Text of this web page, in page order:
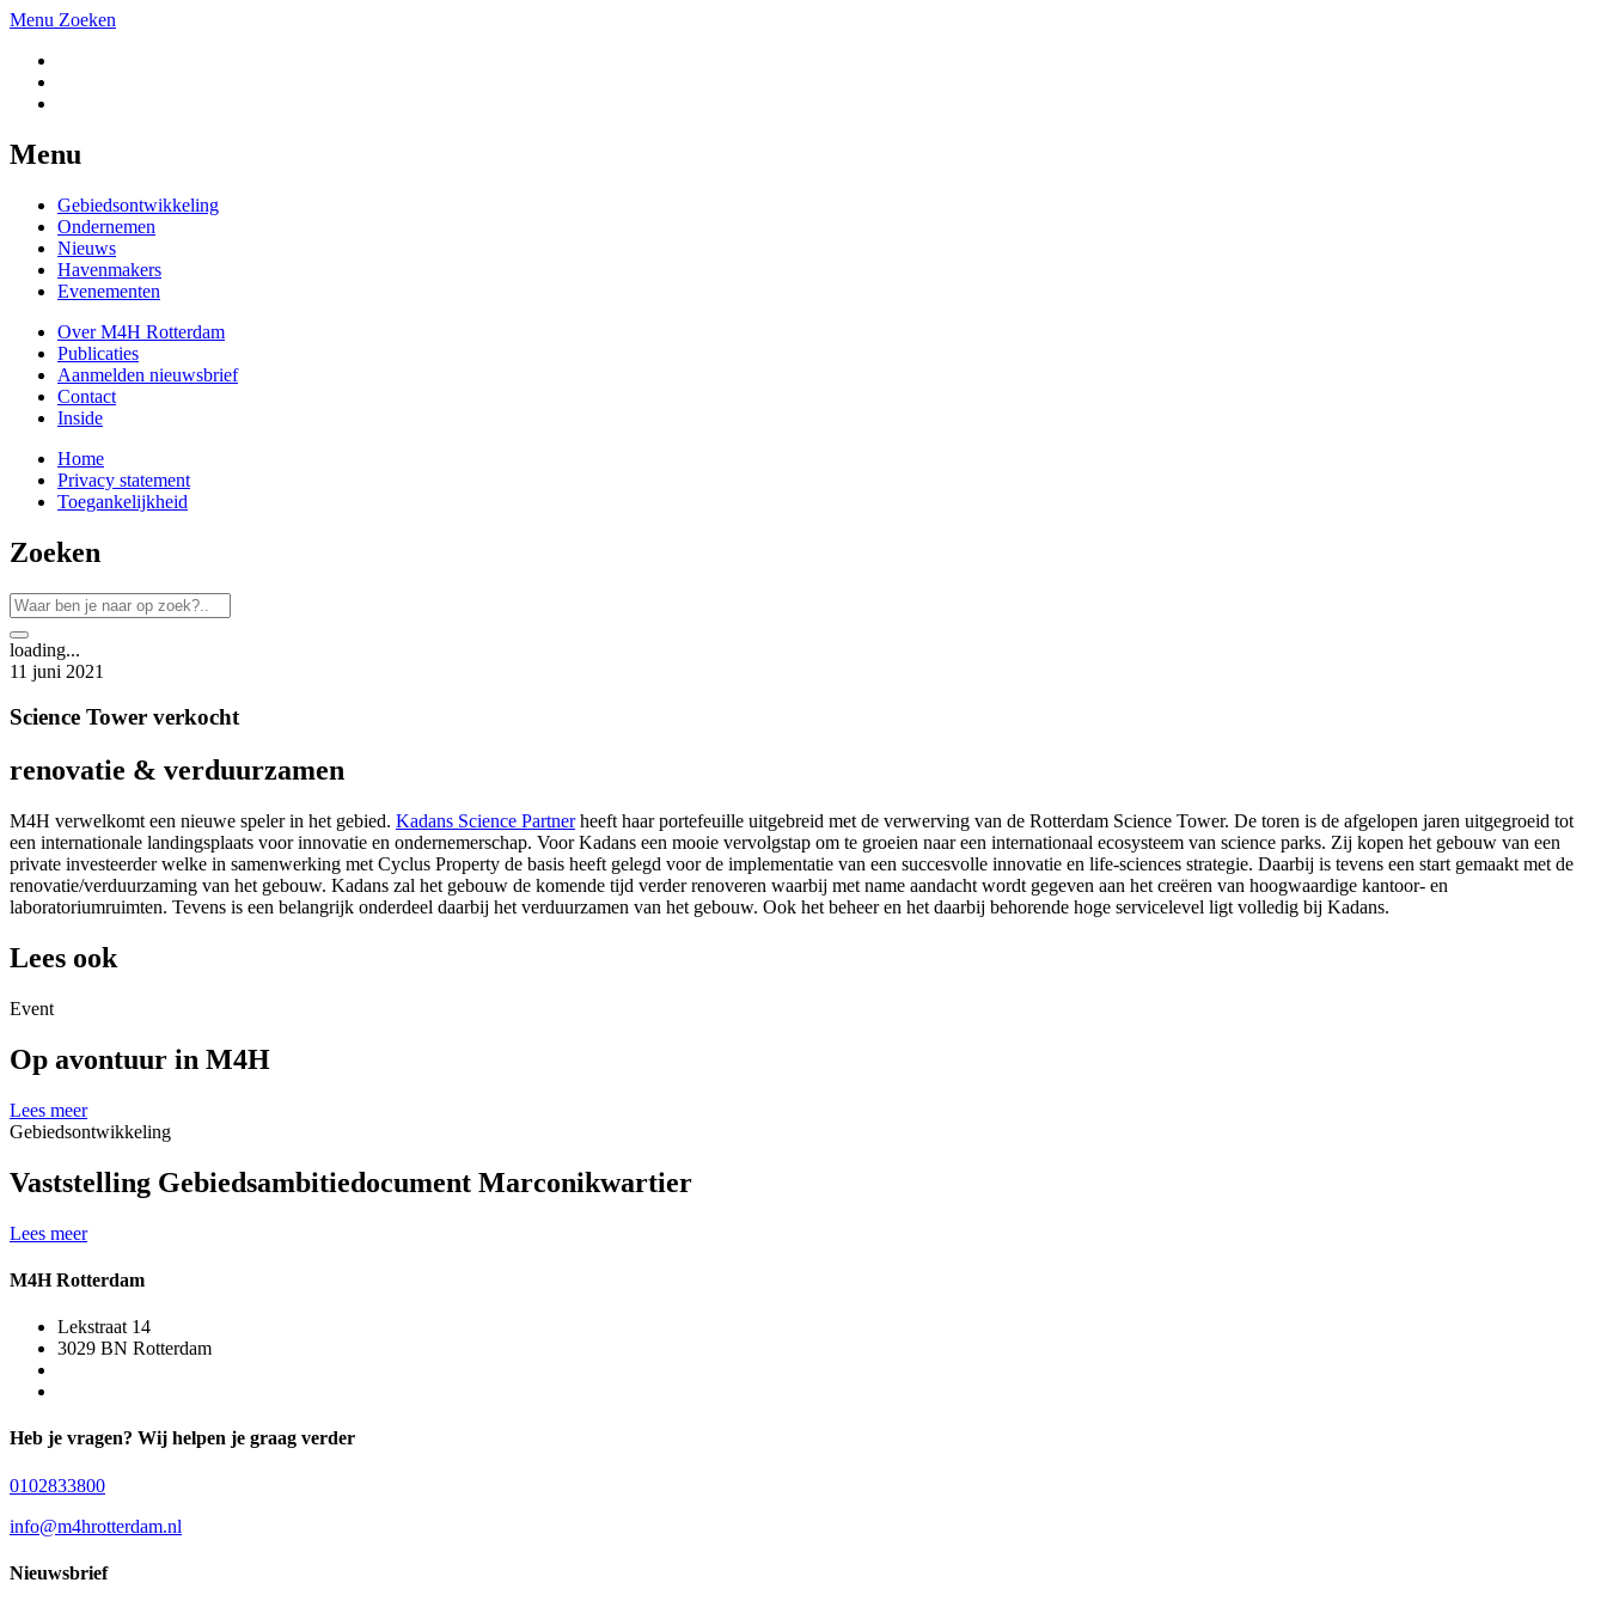
Menu Zoeken
Menu
Gebiedsontwikkeling
Ondernemen
Nieuws
Havenmakers
Evenementen
Over M4H Rotterdam
Publicaties
Aanmelden nieuwsbrief
Contact
Inside
Home
Privacy statement
Toegankelijkheid
Zoeken
loading...
11 juni 2021
Science Tower verkocht
renovatie & verduurzamen
M4H verwelkomt een nieuwe speler in het gebied. Kadans Science Partnerheeft haar portefeuille uitgebreid met de verwerving van de Rotterdam Science Tower. De toren is de afgelopen jaren uitgegroeid tot
een internationale landingsplaats voor innovatie en ondernemerschap. Voor Kadans een mooie vervolgstap om te groeien naar een internationaal ecosysteem van science parks. Zij kopen het gebouw van een
private investeerder welke in samenwerking met Cyclus Property de basis heeft gelegd voor de implementatie van een succesvolle innovatie en life-sciences strategie. Daarbij is tevens een start gemaakt met de
renovatie/verduurzaming van het gebouw. Kadans zal het gebouw de komende tijd verder renoveren waarbij met name aandacht wordt gegeven aan het creëren van hoogwaardige kantoor- en
laboratoriumruimten. Tevens is een belangrijk onderdeel daarbij het verduurzamen van het gebouw. Ook het beheer en het daarbij behorende hoge servicelevel ligt volledig bij Kadans.
Lees ook
Event
Op avontuur in M4H
Lees meer
Gebiedsontwikkeling
Vaststelling Gebiedsambitiedocument Marconikwartier
Lees meer
M4H Rotterdam
Lekstraat 14
3029 BN Rotterdam
Heb je vragen? Wij helpen je graag verder
0102833800
info@m4hrotterdam.nl
Nieuwsbrief